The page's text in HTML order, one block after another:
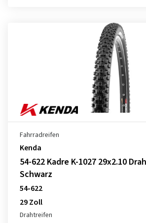
Fahrradreifen
Kenda
54-622 Kadre K-1027 29x2.10
Schwarz
54-622
29 Zoll
Drahtreifen